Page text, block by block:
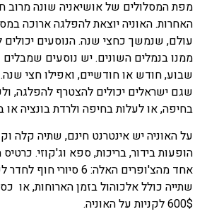
מפת המסלולים של אושיאניה שונה מרוב
האחרות. האוניה יוצאת להפלגה ארוכה
עולם, שנמשך כחצי שנה. הנוסעים
ממנו בנמלים השונים. יש נוסעים שמבלים
שבוע, חודש או חודשיים, ואפילו חצי
שגם ישראלים יכולים להצטרף להפלגה,
בחיפה, או לעלות בחיפה ולרדת בונציה או
על האוניה יש אינטרנט חינם, שתיה קלה
הופעות בידור, בריכות, ספא וג'קוזי.
אחד מהצ'ופרים האלה: 6
שתייה כולל אלכוהול בזמן הארוחות, או
600$ לקניות על האוניה.